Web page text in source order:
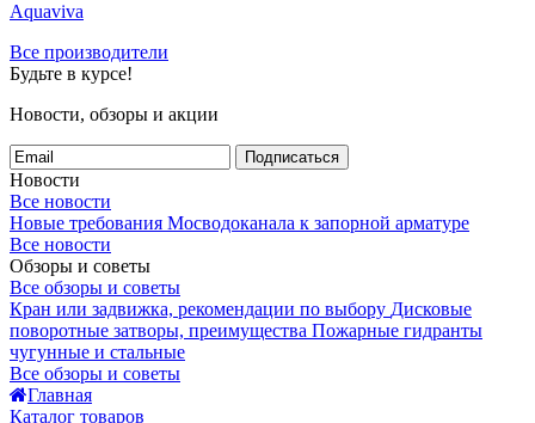
Aquaviva
Все производители
Будьте в курсе!
Новости, обзоры и акции
Подписаться
Новости
Все новости
Новые требования Мосводоканала к запорной арматуре
Все новости
Обзоры и советы
Все обзоры и советы
Кран или задвижка, рекомендации по выбору Дисковые
поворотные затворы, преимущества Пожарные гидранты
чугунные и стальные
Все обзоры и советы
Главная
Каталог товаров